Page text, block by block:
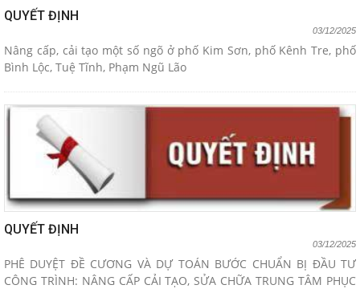
QUYẾT ĐỊNH
03/12/2025
Nâng cấp, cải tạo một số ngõ ở phố Kim Sơn, phố Kênh Tre, phố
Bình Lộc, Tuệ Tĩnh, Phạm Ngũ Lão
QUYẾT ĐỊNH
03/12/2025
PHÊ DUYỆT ĐỀ CƯƠNG VÀ DỰ TOÁN BƯỚC CHUẨN BỊ ĐẦU TƯ
CÔNG TRÌNH: NÂNG CẤP CẢI TẠO, SỬA CHỮA TRUNG TÂM PHỤC